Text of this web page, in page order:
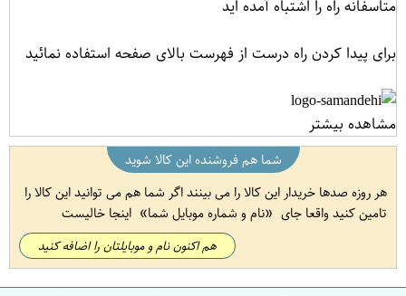
متاسفانه راه را اشتباه آمده اید
برای پیدا کردن راه درست از فهرست بالای صفحه استفاده نمائید
مشاهده بیشتر
شما هم فروشنده این کالا شوید
هر روزه صدها خریدار این کالا را می بینند اگر شما هم می توانید این کالا را
تامین کنید واقعا جای
نام و شماره موبایل شما اینجا خالیست
هم اکنون نام و موبایلتان را اضافه کنید